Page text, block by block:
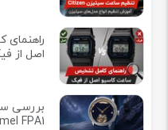
اصل از
FPA1